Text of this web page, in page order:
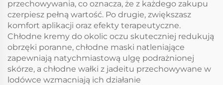
przechowywania, co oznacza, że z każdego zakupu
czerpiesz pełną wartość. Po drugie, zwiększasz
komfort aplikacji oraz efekty terapeutyczne.
Chłodne kremy do okolic oczu skuteczniej redukują
obrzęki poranne, chłodne maski natleniające
zapewniają natychmiastową ulgę podrażnionej
skórze, a chłodne wałki z jadeitu przechowywane w
lodówce wzmacniają ich działanie